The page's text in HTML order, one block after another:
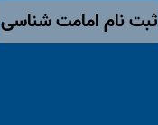
ثبت نام امامت شناسی